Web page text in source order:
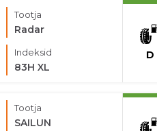
Tootja
Radar
Indeksid
83H XL
D
Tootja
SAILUN